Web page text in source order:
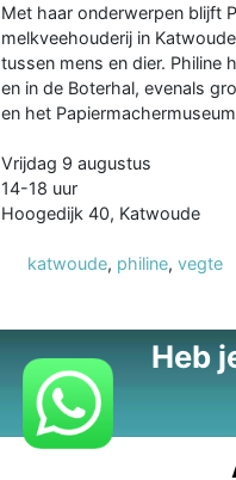
Met haar onderwerpen blijft
melkveehouderij in
tussen mens en dier. Philine
en in de Boterhal, evenals
en het
Vrijdag 9 augustus
14-18 uur
Hoogedijk 40, Katwoude
katwoude, philine, vegte
Heb